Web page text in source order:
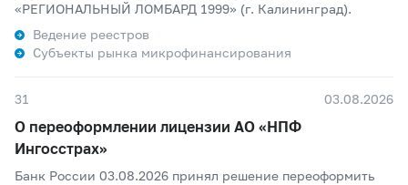
«РЕГИОНАЛЬНЫЙ ЛОМБАРД 1999» (г. Калининград).
Ведение реестров
Субъекты рынка микрофинансирования
31 03.08.2026
О переоформлении лицензии АО «НПФ
Ингосстрах»
Банк России 03.08.2026 принял решение переоформить